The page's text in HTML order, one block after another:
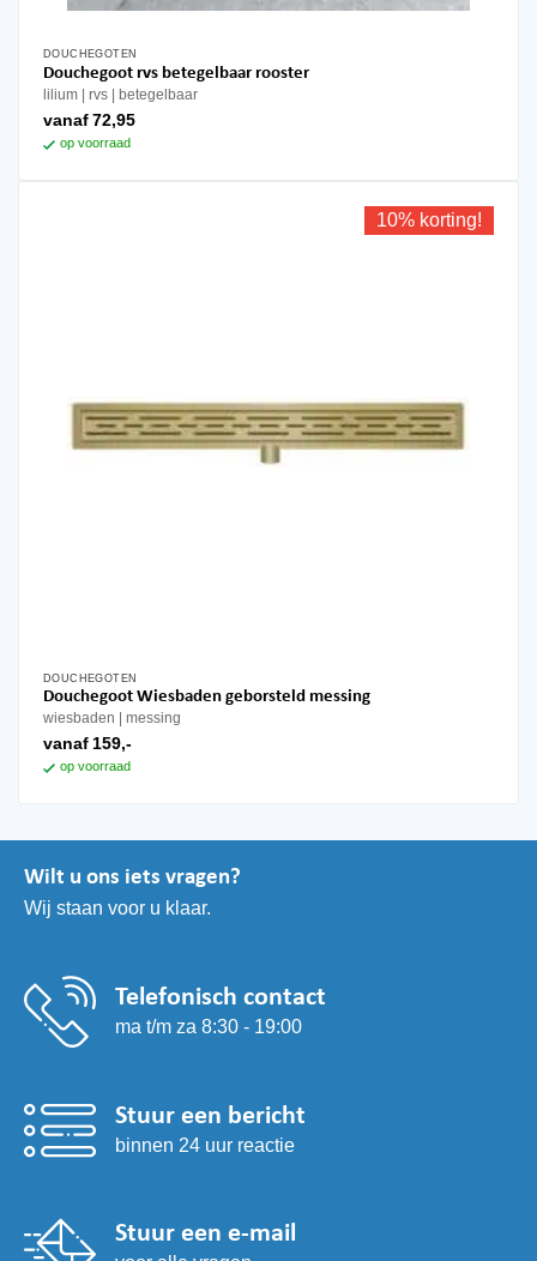
DOUCHEGOTEN
Douchegoot rvs betegelbaar rooster
lilium rvs betegelbaar
vanaf 72,95
op voorraad
Dit
product
meerdere
10% korting!
DOUCHEGOTEN
Douchegoot Wiesbaden geborsteld messing
wiesbaden messing
vanaf 159,-
op voorraad
Dit
product
gekozen
worden
productpagina
Wilt u ons iets vragen?
Wij staan voor u klaar.
Telefonisch contact
ma t/m za 8:30 - 19:00
Stuur een bericht
binnen 24 uur reactie
Stuur een e-mail